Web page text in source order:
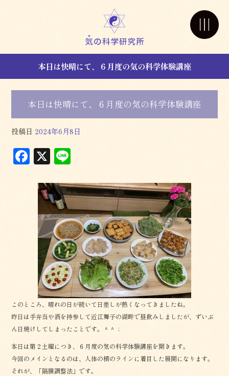
本日は快晴にて、６月度の気の科学体験講座
本日は快晴にて、６月度の気の科学体験講座
投稿日 2024年6月8日
F
c
b
o
o
k
X
e
このところ、晴れの日が続いて日差しが熱くなってきましたね。
昨日は手弁当や酒を持参して近江舞子の湖畔で昼飲みしましたが、ずいぶ
ん日焼けしてしまったことです。＾＾；
本日は第２土曜につき、６月度の気の科学体験講座を開きます。
今回のメインとなるのは、人体の横のラインに着目した展開になります。
それが、「隔膜調整法」です。